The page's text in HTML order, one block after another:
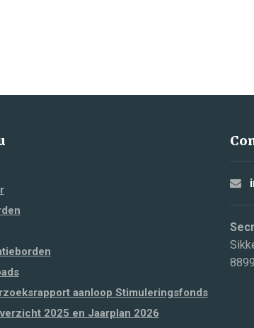
aanloop Stimuleringsfonds
2025 en Jaarplan 2026